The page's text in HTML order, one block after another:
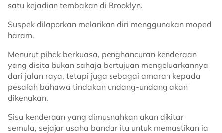
satu kejadian tembakan di Brooklyn.
Suspek dilaporkan melarikan diri menggunakan moped
haram.
Menurut pihak berkuasa, penghancuran kenderaan
yang disita bukan sahaja bertujuan mengeluarkannya
dari jalan raya, tetapi juga sebagai amaran kepada
pesalah bahawa tindakan undang-undang akan
dikenakan.
Sisa kenderaan yang dimusnahkan akan dikitar
semula, sejajar usaha bandar itu untuk memastikan ia